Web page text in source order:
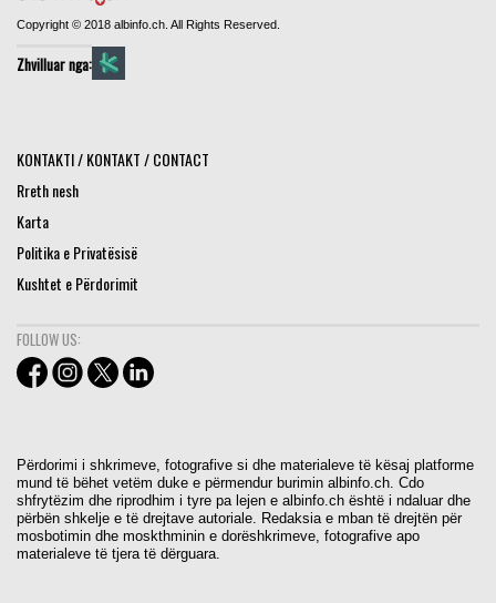
Copyright © 2018 albinfo.ch. All Rights Reserved.
Zhvilluar nga:
KONTAKTI / KONTAKT / CONTACT
Rreth nesh
Karta
Politika e Privatësisë
Kushtet e Përdorimit
FOLLOW US:
Përdorimi i shkrimeve, fotografive si dhe materialeve të kësaj platforme
mund të bëhet vetëm duke e përmendur burimin albinfo.ch. Cdo
shfrytëzim dhe riprodhim i tyre pa lejen e albinfo.ch është i ndaluar dhe
përbën shkelje e të drejtave autoriale. Redaksia e mban të drejtën për
mosbotimin dhe moskthminin e dorëshkrimeve, fotografive apo
materialeve të tjera të dërguara.